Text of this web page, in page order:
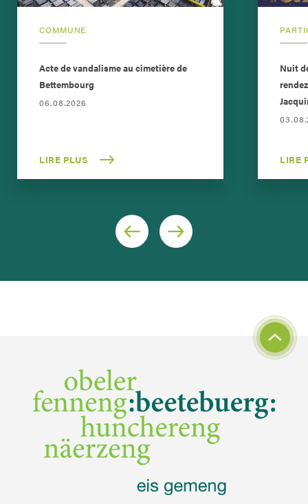
COMMUNE
Acte de vandalisme au cimetière de
Bettembourg
06.08.2026
LIRE PLUS
Nuit
LIRE